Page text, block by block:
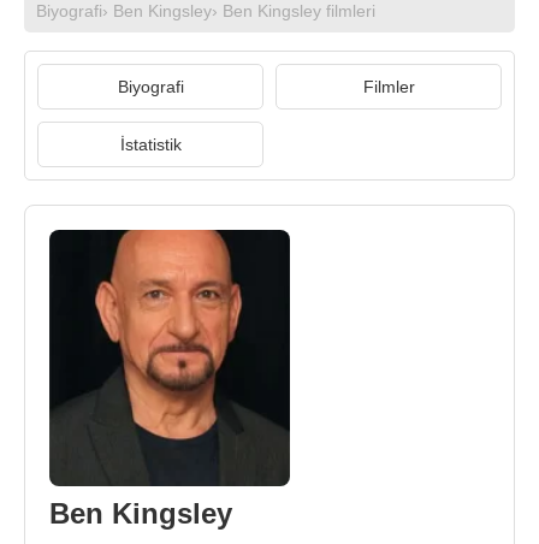
Biyografi› Ben Kingsley› Ben Kingsley filmleri
Biyografi Filmler
İstatistik
Ben Kingsley